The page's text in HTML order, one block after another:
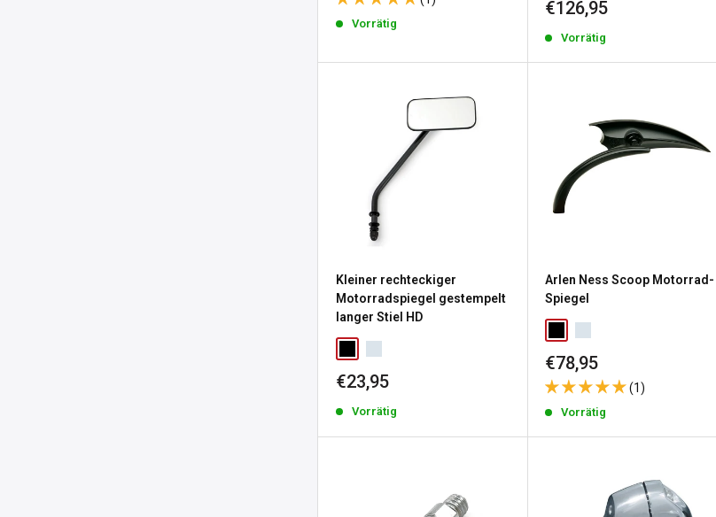
Vorrätig
Sonderpreis
€126,95
Vorrätig
Kleiner rechteckiger
Motorradspiegel gestempelt
langer Stiel HD
Sonderpreis
€23,95
Vorrätig
Arlen Ness Scoop Motorrad-
Spiegel
Sonderpreis
€78,95
(1)
Vorrätig